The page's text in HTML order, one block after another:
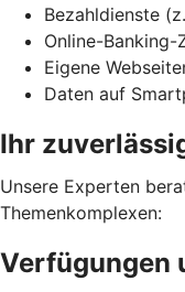
Bezahldienste
Online-Banking-
Eigene
Daten auf
Ihr
Unsere Experten
Themenkomplexen:
Verfügungen